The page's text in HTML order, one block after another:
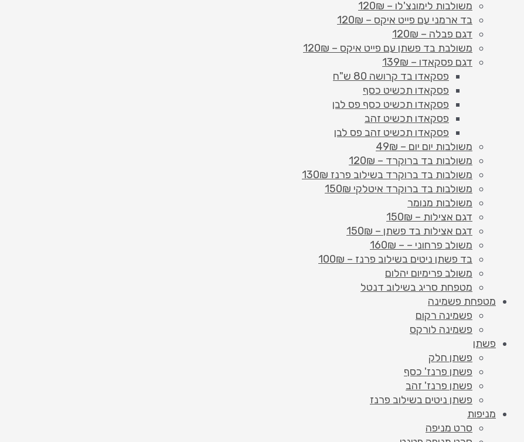
משולבות לימונצ'לו – 120₪
בד ארמני עם פייט איקס – 120₪
דגם פבלה – 120₪
משולבת בד פשתן עם פייט איקס – 120₪
דגם פסקאדו – 139₪
פסקאדו בד קרושה 80 ש"ח
פסקאדו תכשיט כסף
פסקאדו תכשיט כסף פס לבן
פסקאדו תכשיט זהב
פסקאדו תכשיט זהב פס לבן
משולבות יום יום – 49₪
משולבות בד ברוקרד – 120₪
משולבות בד ברוקרד בשילוב פרנז 130₪
משולבות בד ברוקרד איטלקי 150₪
משולבות מנומר
דגם אצילות – 150₪
דגם אצילות בד פשתן – 150₪
משולב פרחוני – – 160₪
בד פשתן ניטים בשילוב פרנז – 100₪
משולב פרימיום יהלום
מטפחת סריג בשילוב דנטל
מטפחת פשמינה
פשמינה רקום
פשמינה לורקס
פשתן
פשתן חלק
פשתן פרנז' כסף
פשתן פרנז' זהב
פשתן ניטים בשילוב פרנז
מניפות
סרט מניפה